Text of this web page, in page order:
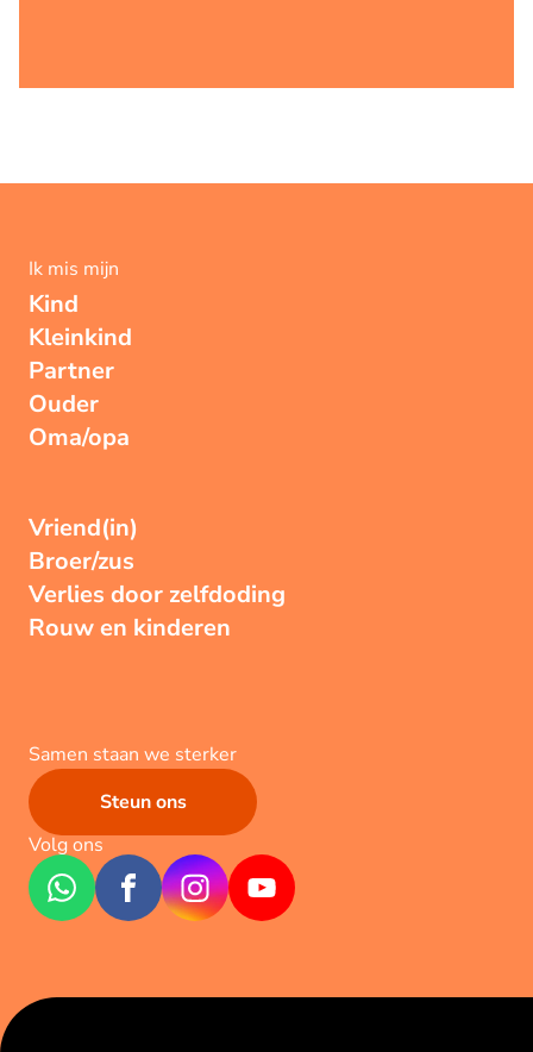
Ik mis mijn
Kind
Kleinkind
Partner
Ouder
Oma/opa
Vriend(in)
Broer/zus
Verlies door zelfdoding
Rouw en kinderen
Samen staan we sterker
Steun ons
Volg ons